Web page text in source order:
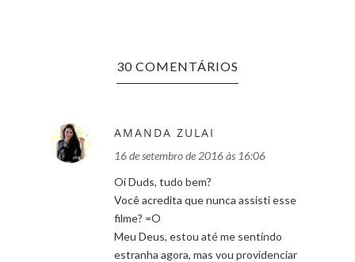
30 COMENTÁRIOS
AMANDA ZULAI
16 de setembro de 2016 às 16:06
Oi Duds, tudo bem?
Você acredita que nunca assisti esse
filme? =O
Meu Deus, estou até me sentindo
estranha agora, mas vou providenciar